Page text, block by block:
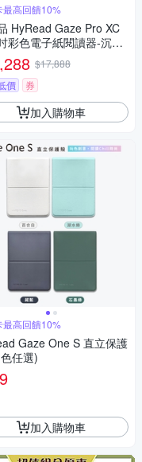
最高回饋10%
Gaze Pro XC
彩色電子紙閱讀器-沉穩
$17,888
價
券
加入購物車
最高回饋10%
Gaze One S 直立保護
任選)
加入購物車